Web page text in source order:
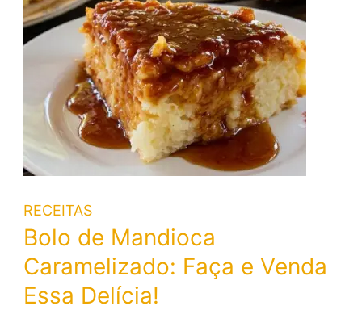
RECEITAS
Bolo de Mandioca
Caramelizado: Faça e Venda
Essa Delícia!